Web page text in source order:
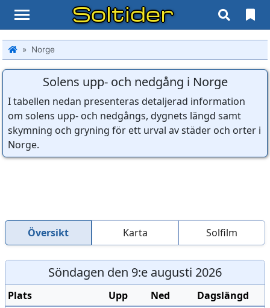
Soltider
Norge
Solens upp- och nedgång i Norge
I tabellen nedan presenteras detaljerad information
om solens upp- och nedgångs, dygnets längd samt
skymning och gryning för ett urval av städer och orter i
Norge.
Översikt Karta Solfilm
Söndagen den 9:e augusti 2026
Plats Upp Ned
Dagslängd